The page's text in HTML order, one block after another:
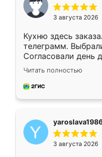
3 августа 2026
Кухню здесь
телеграмм.
Согласовали день
недели кухня была
довольны
мебель за
Читать полностью
3 августа 2026